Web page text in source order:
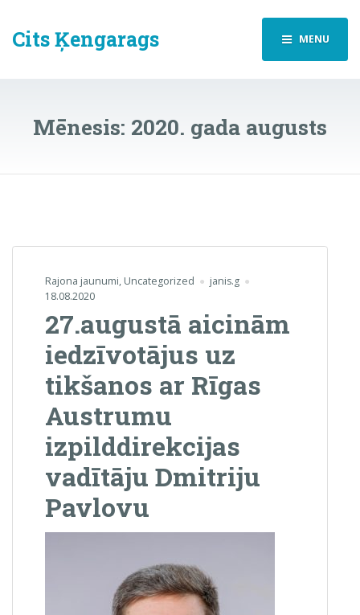
Cits Ķengarags MENU
Mēnesis: 2020. gada augusts
Rajona jaunumi, Uncategorized
janis.g
18.08.2020
27.augustā aicinām
iedzīvotājus uz
tikšanos ar Rīgas
Austrumu
izpilddirekcijas
vadītāju Dmitriju
Pavlovu